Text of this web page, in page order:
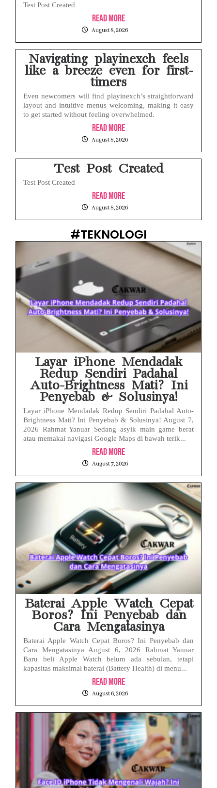
Test Post Created
Read More
August 8, 2026
Navigating playinexch feels
like a breeze even for first-
timers
Even newcomers will find playinexch’s straightforward
layout and intuitive menus welcoming, making it easy
to get started without feeling overwhelmed.
Read More
August 8, 2026
Test Post Created
Test Post Created
Read More
August 8, 2026
#TEKNOLOGI
Layar iPhone Mendadak
Redup Sendiri Padahal
Auto-Brightness Mati? Ini
Penyebab & Solusinya!
Layar iPhone Mendadak Redup Sendiri Padahal Auto-
Brightness Mati? Ini Penyebab & Solusinya! August 7,
2026 Rahmat Yanuar Sedang asyik main game berat
atau memakai navigasi Google Maps di bawah terik...
Read More
August 7, 2026
Baterai Apple Watch Cepat
Boros? Ini Penyebab dan
Cara Mengatasinya
Baterai Apple Watch Cepat Boros? Ini Penyebab dan
Cara Mengatasinya August 6, 2026 Rahmat Yanuar
Baru beli Apple Watch belum ada sebulan, tetapi
kapasitas maksimal baterai (Battery Health) di menu...
Read More
August 6, 2026